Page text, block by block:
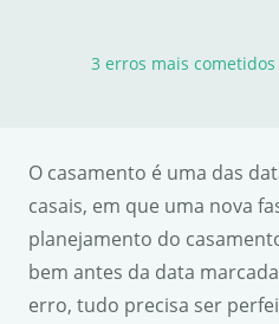
3 erros mais
O casamento é uma das
casais, em que uma nova
planejamento do
bem antes da data
erro, tudo precisa ser